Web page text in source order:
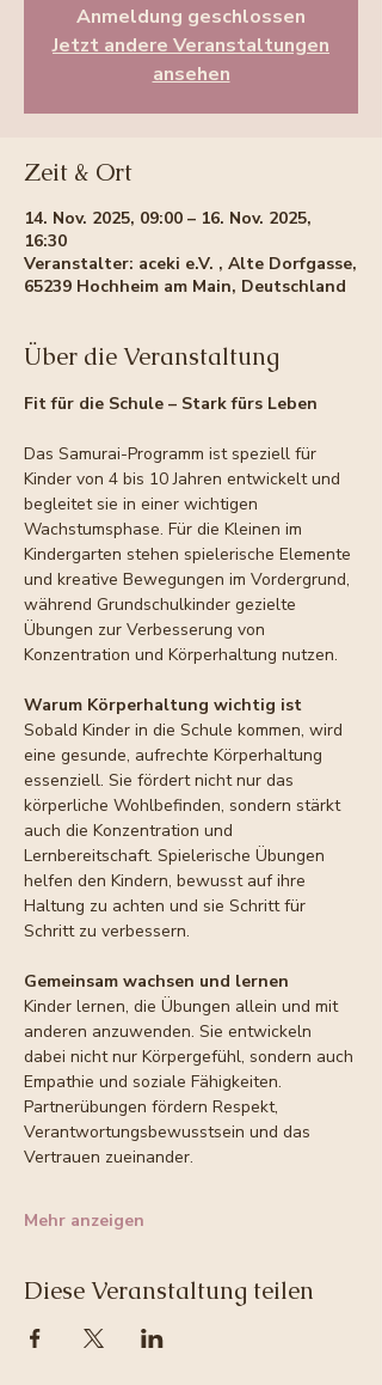
Anmeldung geschlossen
Jetzt andere Veranstaltungen
ansehen
Zeit & Ort
14. Nov. 2025, 09:00 – 16. Nov. 2025,
16:30
Veranstalter: aceki e.V. , Alte Dorfgasse,
65239 Hochheim am Main, Deutschland
Über die Veranstaltung
Fit für die Schule – Stark fürs Leben
Das Samurai-Programm ist speziell für
Kinder von 4 bis 10 Jahren entwickelt und
begleitet sie in einer wichtigen
Wachstumsphase. Für die Kleinen im
Kindergarten stehen spielerische Elemente
und kreative Bewegungen im Vordergrund,
während Grundschulkinder gezielte
Übungen zur Verbesserung von
Konzentration und Körperhaltung nutzen.
Warum Körperhaltung wichtig ist
Sobald Kinder in die Schule kommen, wird
eine gesunde, aufrechte Körperhaltung
essenziell. Sie fördert nicht nur das
körperliche Wohlbefinden, sondern stärkt
auch die Konzentration und
Lernbereitschaft. Spielerische Übungen
helfen den Kindern, bewusst auf ihre
Haltung zu achten und sie Schritt für
Schritt zu verbessern.
Gemeinsam wachsen und lernen
Kinder lernen, die Übungen allein und mit
anderen anzuwenden. Sie entwickeln
dabei nicht nur Körpergefühl, sondern auch
Empathie und soziale Fähigkeiten.
Partnerübungen fördern Respekt,
Verantwortungsbewusstsein und das
Vertrauen zueinander.
Mehr anzeigen
Diese Veranstaltung teilen